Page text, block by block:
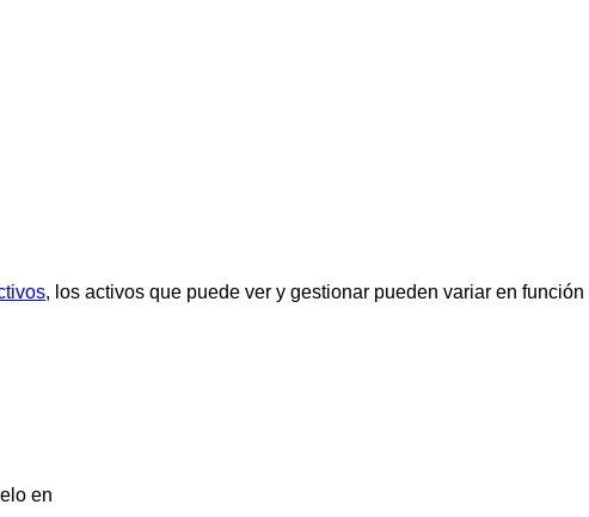
, los activos que puede ver y gestionar pueden variar en función
en